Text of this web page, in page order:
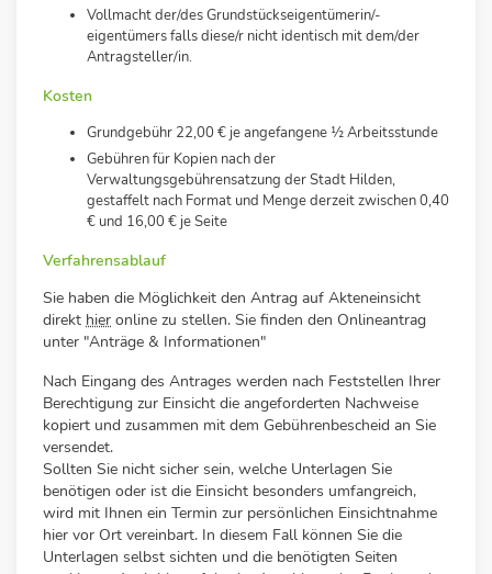
Vollmacht der/des Grundstückseigentümerin/-
eigentümers falls diese/r nicht identisch mit dem/der
Antragsteller/in.
Kosten
Grundgebühr 22,00 € je angefangene ½ Arbeitsstunde
Gebühren für Kopien nach der
Verwaltungsgebührensatzung der Stadt Hilden,
gestaffelt nach Format und Menge derzeit zwischen 0,40
€ und 16,00 € je Seite
Verfahrensablauf
Sie haben die Möglichkeit den Antrag auf Akteneinsicht
direkt hier online zu stellen. Sie finden den Onlineantrag
unter "Anträge & Informationen"
Nach Eingang des Antrages werden nach Feststellen Ihrer
Berechtigung zur Einsicht die angeforderten Nachweise
kopiert und zusammen mit dem Gebührenbescheid an Sie
versendet.
Sollten Sie nicht sicher sein, welche Unterlagen Sie
benötigen oder ist die Einsicht besonders umfangreich,
wird mit Ihnen ein Termin zur persönlichen Einsichtnahme
hier vor Ort vereinbart. In diesem Fall können Sie die
Unterlagen selbst sichten und die benötigten Seiten